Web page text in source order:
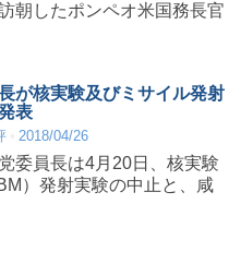
朝したポンペオ米国務長官
が核実験及びミサイル発射
表
2018/04/26
委員長は4月20日、核実験
）発射実験の中止と、咸